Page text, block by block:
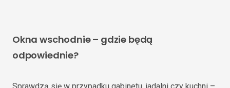
Okna wschodnie – gdzie będą
odpowiednie?